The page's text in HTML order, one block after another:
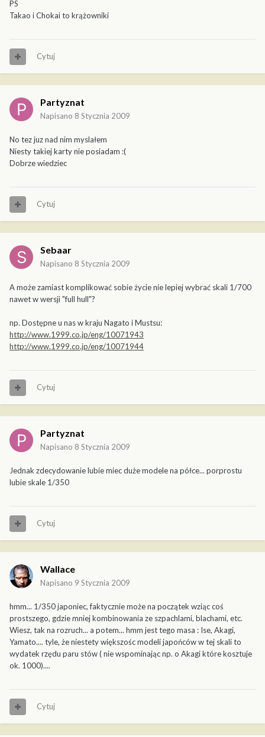
PS
Takao i Chokai to krążowniki
Cytuj
Partyznat
Napisano 8 Stycznia 2009
No tez juz nad nim myslałem
Niesty takiej karty nie posiadam :(
Dobrze wiedziec
Cytuj
Sebaar
Napisano 8 Stycznia 2009
A może zamiast komplikować sobie życie nie lepiej wybrać skali 1/700
nawet w wersji "full hull"?
np. Dostępne u nas w kraju Nagato i Mustsu:
http://www.1999.co.jp/eng/10071943
http://www.1999.co.jp/eng/10071944
Cytuj
Partyznat
Napisano 8 Stycznia 2009
Jednak zdecydowanie lubie miec duże modele na półce... porprostu
lubie skale 1/350
Cytuj
Wallace
Napisano 9 Stycznia 2009
hmm... 1/350 japoniec, faktycznie może na początek wziąc coś
prostszego, gdzie mniej kombinowania ze szpachlami, blachami, etc.
Wiesz, tak na rozruch... a potem... hmm jest tego masa : Ise, Akagi,
Yamato.... tyle, że niestety większośc modeli japońców w tej skali to
wydatek rzędu paru stów ( nie wspominając np. o Akagi które kosztuje
ok. 1000)....
Cytuj